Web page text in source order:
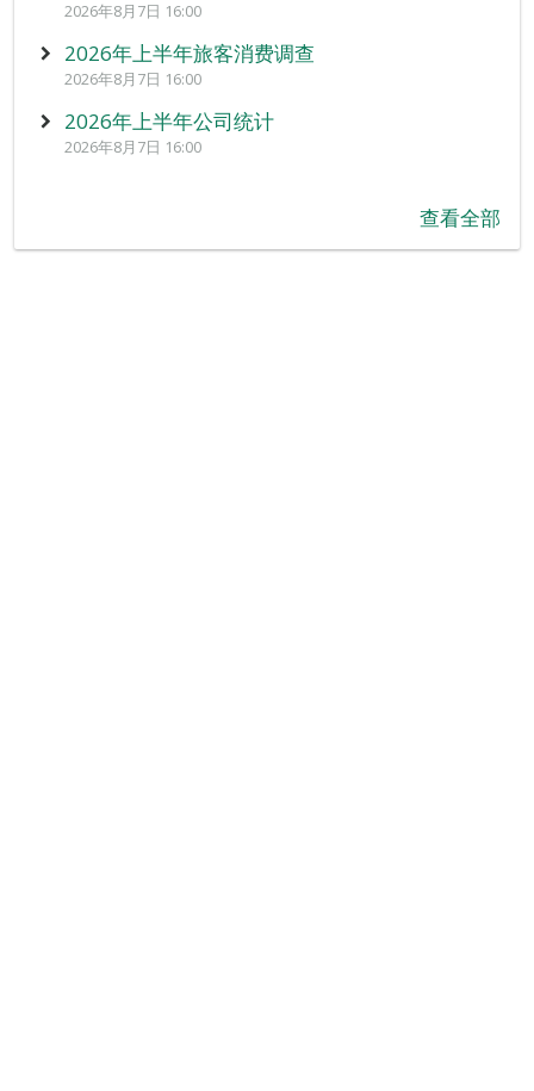
2026年8月7日 16:00
2026年上半年旅客消费调查
2026年8月7日 16:00
2026年上半年公司统计
2026年8月7日 16:00
查看全部